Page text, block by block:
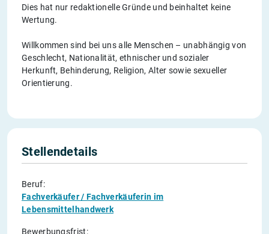
Dies hat nur redaktionelle Gründe und beinhaltet keine
Wertung.
Willkommen sind bei uns alle Menschen – unabhängig von
Geschlecht, Nationalität, ethnischer und sozialer
Herkunft, Behinderung, Religion, Alter sowie sexueller
Orientierung.
Stellendetails
Beruf:
Fachverkäufer / Fachverkäuferin im
Lebensmittelhandwerk
Bewerbungsfrist: